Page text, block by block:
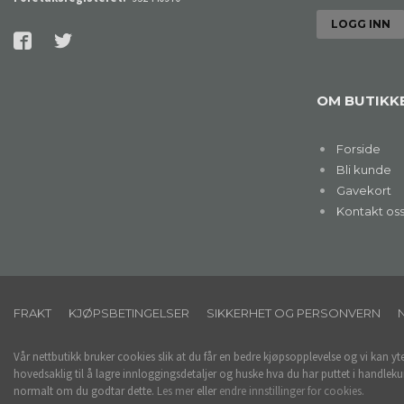
OM
Forside
Bli kunde
Gavekort
Kontakt oss
FRAKT KJØPSBETINGELSER SIKKERHET OG PERSONVERN
Vår nettbutikk bruker cookies slik at du får en bedre kjøpsopplevelse og vi kan
hovedsaklig til å lagre innloggingsdetaljer og huske hva du har puttet i
normalt om du godtar dette. Les mer eller endre innstillinger for cookies.